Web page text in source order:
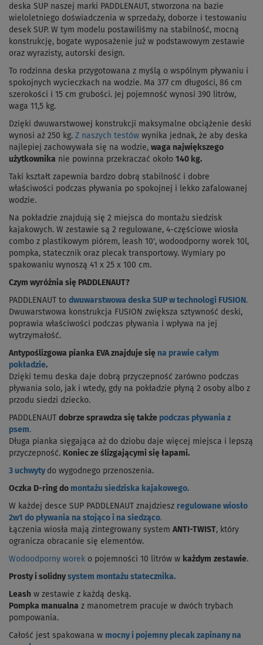
deska SUP naszej marki PADDLENAUT, stworzona na bazie
wieloletniego doświadczenia w sprzedaży, doborze i testowaniu
desek SUP. W tym modelu postawiliśmy na stabilność, mocną
konstrukcję, bogate wyposażenie już w podstawowym zestawie
oraz wyrazisty, autorski design.
To rodzinna deska przygotowana z myślą o wspólnym pływaniu i
spokojnych wycieczkach na wodzie. Ma 377 cm długości, 86 cm
szerokości i 15 cm grubości. Jej pojemność wynosi 390 litrów,
waga 11,5 kg.
Dzięki dwuwarstwowej konstrukcji maksymalne obciążenie deski
wynosi aż 250 kg. Z naszych testów wynika jednak, że aby deska
najlepiej zachowywała się na wodzie, waga największego
użytkownika nie powinna przekraczać około 140 kg.
Taki kształt zapewnia bardzo dobrą stabilność i dobre
właściwości podczas pływania po spokojnej i lekko zafalowanej
wodzie.
Na pokładzie znajdują się 2 miejsca do montażu siedzisk
kajakowych. W zestawie są 2 regulowane, 4-częściowe wiosła
combo z plastikowym piórem, leash 10', wodoodporny worek 10l,
pompka, statecznik oraz plecak transportowy. Wymiary po
spakowaniu wynoszą 41 x 25 x 100 cm.
Czym wyróżnia się PADDLENAUT?
PADDLENAUT to dwuwarstwowa deska SUP w technologi FUSION .
Dwuwarstwowa konstrukcja FUSION zwiększa sztywność deski,
poprawia właściwości podczas pływania i wpływa na jej
wytrzymałość.
Antypoślizgowa pianka EVA znajduje się na prawie całym
pokładzie.
Dzięki temu deska daje dobrą przyczepność zarówno podczas
pływania solo, jak i wtedy, gdy na pokładzie płyną 2 osoby albo z
przodu siedzi dziecko.
PADDLENAUT dobrze sprawdza się także podczas pływania z
psem.
Długa pianka sięgająca aż do dziobu daje więcej miejsca i lepszą
przyczepność. Koniec ze ślizgającymi się łapami.
3 uchwyty do wygodnego przenoszenia.
Oczka D-ring do montażu siedziska kajakowego.
W każdej desce SUP PADDLENAUT znajdziesz regulowane wiosło
2w1 do pływania na stojąco i na siedząco.
Łączenia wiosła mają zintegrowany system ANTI-TWIST, który
ogranicza obracanie się elementów.
Wodoodporny worek o pojemności 10 litrów w każdym zestawie.
Prosty i solidny system montażu statecznika.
Leash w zestawie z każdą deską.
Pompka manualna z manometrem pracuje w dwóch trybach
pompowania.
Całość jest spakowana w mocny i pojemny plecak zapinany na